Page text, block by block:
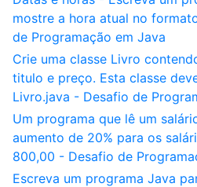
mostre a hora atual no
de Programação em Java
Crie uma classe Livro
titulo e preço. Esta classe
Livro.java - Desafio de
Um programa que lê um
aumento de 20% para os
800,00 - Desafio de
Escreva um programa Java